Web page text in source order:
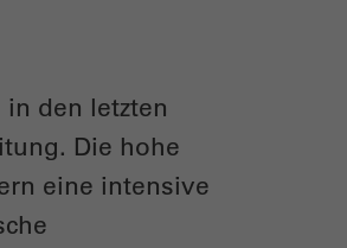
den letzten
Die hohe
eine intensive